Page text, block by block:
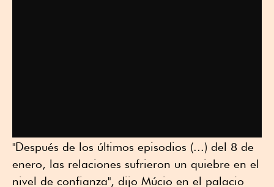
"Después de los últimos episodios (...) del 8 de
enero, las relaciones sufrieron un quiebre en el
nivel de confianza", dijo Múcio en el palacio